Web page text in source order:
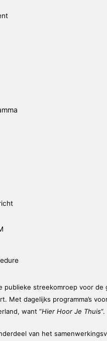
publieke streekomroep voor de
Met dagelijks programma’s
want “Hier Hoor Je Thuis“.
van het